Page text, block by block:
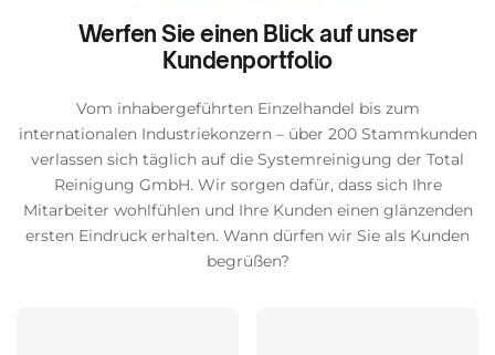
Werfen Sie einen Blick auf unser
Kundenportfolio
Vom inhabergeführten Einzelhandel bis zum
internationalen Industriekonzern – über 200 Stammkunden
verlassen sich täglich auf die Systemreinigung der Total
Reinigung GmbH. Wir sorgen dafür, dass sich Ihre
Mitarbeiter wohlfühlen und Ihre Kunden einen glänzenden
ersten Eindruck erhalten. Wann dürfen wir Sie als Kunden
begrüßen?